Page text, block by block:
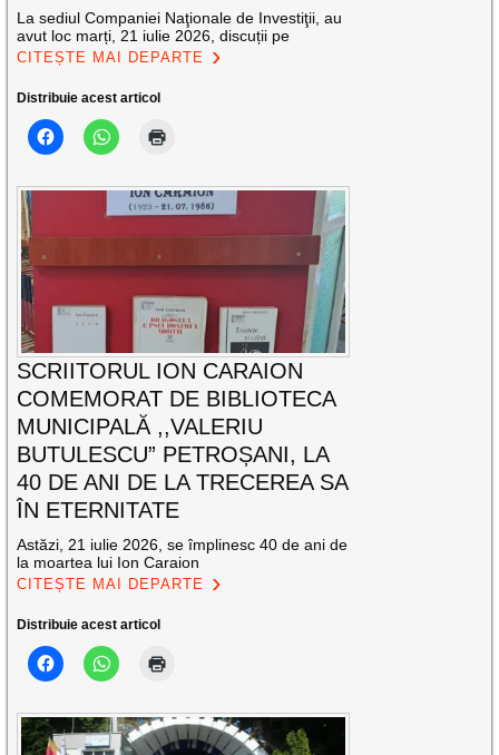
La sediul Companiei Naţionale de Investiţii, au
avut loc marți, 21 iulie 2026, discuții pe
CITEȘTE MAI DEPARTE
Distribuie acest articol
SCRIITORUL ION CARAION
COMEMORAT DE BIBLIOTECA
MUNICIPALĂ ,,VALERIU
BUTULESCU” PETROȘANI, LA
40 DE ANI DE LA TRECEREA SA
ÎN ETERNITATE
Astăzi, 21 iulie 2026, se împlinesc 40 de ani de
la moartea lui Ion Caraion
CITEȘTE MAI DEPARTE
Distribuie acest articol